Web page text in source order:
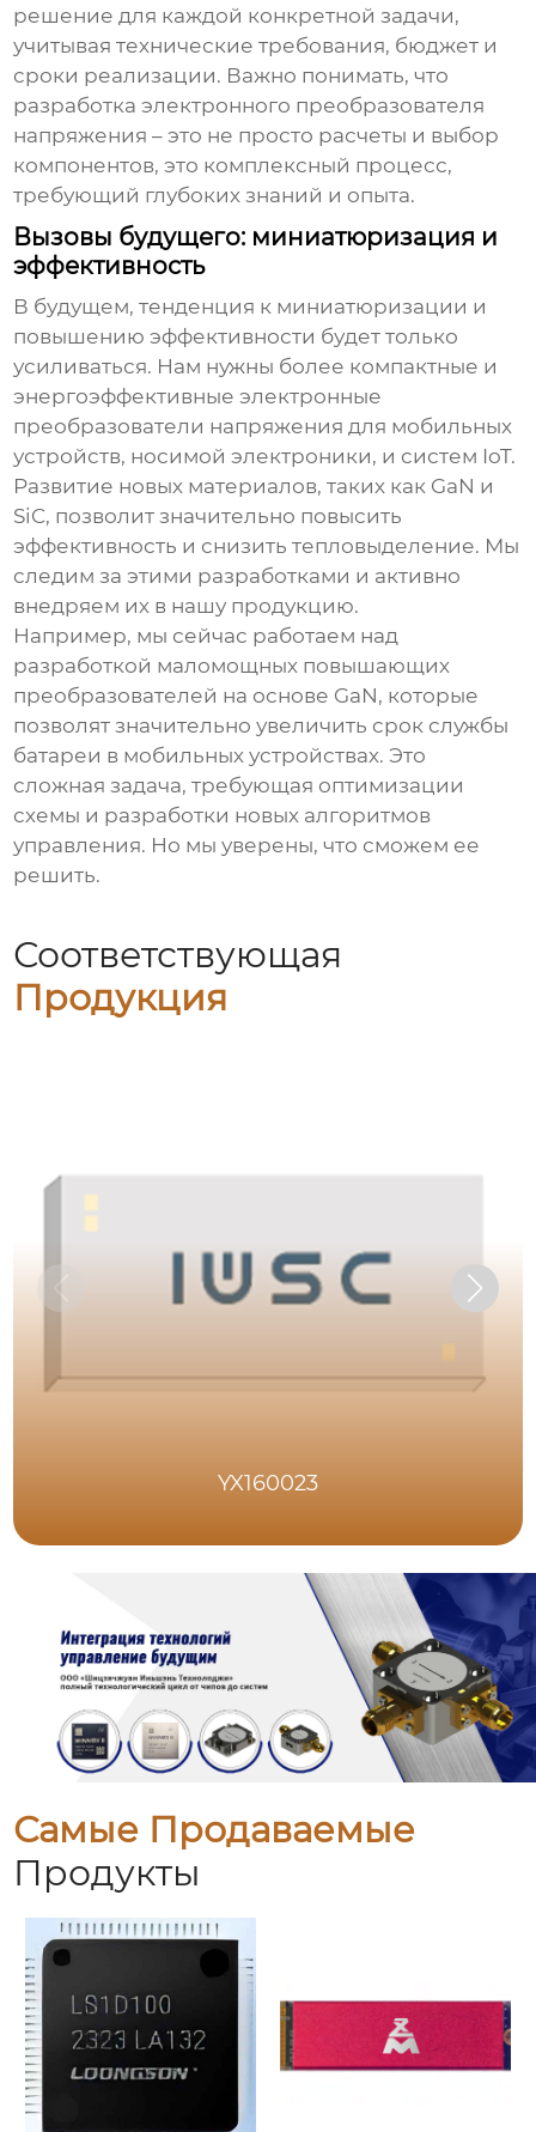
решение для каждой конкретной задачи,
учитывая технические требования, бюджет и
сроки реализации. Важно понимать, что
разработкаэлектронного преобразователя
напряжения – это не просто расчеты и выбор
компонентов, это комплексный процесс,
требующий глубоких знаний и опыта.
Вызовы будущего: миниатюризация и
эффективность
В будущем, тенденция к миниатюризации и
повышению эффективности будет только
усиливаться. Нам нужны более компактные и
энергоэффективныеэлектронные
преобразователи напряжения для мобильных
устройств, носимой электроники, и систем IoT.
Развитие новых материалов, таких как GaN и
SiC, позволит значительно повысить
эффективность и снизить тепловыделение. Мы
следим за этими разработками и активно
внедряем их в нашу продукцию.
Например, мы сейчас работаем над
разработкой маломощных повышающих
преобразователей на основе GaN, которые
позволят значительно увеличить срок службы
батареи в мобильных устройствах. Это
сложная задача, требующая оптимизации
схемы и разработки новых алгоритмов
управления. Но мы уверены, что сможем ее
решить.
Соответствующая
Продукция
YX160023
Самые Продаваемые
Продукты